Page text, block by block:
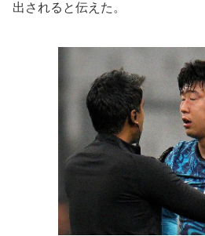
出されると伝えた。